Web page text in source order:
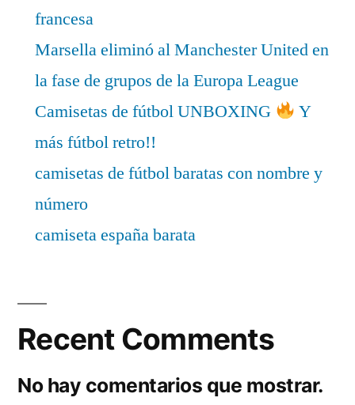
francesa
Marsella eliminó al Manchester United en
la fase de grupos de la Europa League
Camisetas de fútbol UNBOXING
Y
más fútbol retro!!
camisetas de fútbol baratas con nombre y
número
camiseta españa barata
Recent Comments
No hay comentarios que mostrar.